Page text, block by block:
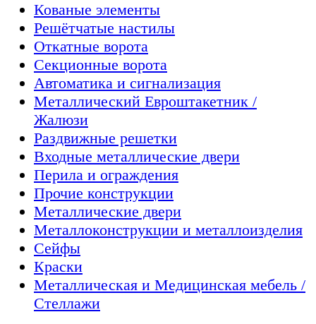
Кованые элементы
Решётчатые настилы
Откатные ворота
Секционные ворота
Автоматика и сигнализация
Металлический Евроштакетник /
Жалюзи
Раздвижные решетки
Входные металлические двери
Перила и ограждения
Прочие конструкции
Металлические двери
Металлоконструкции и металлоизделия
Сейфы
Краски
Металлическая и Медицинская мебель /
Стеллажи